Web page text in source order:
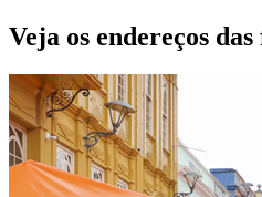
Veja os endereços